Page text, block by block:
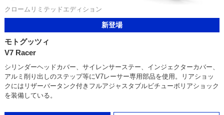
クロームリミテッドエディション
新登場
モトグッツィ
V7 Racer
シリンダーヘッドカバー、サイレンサーステー、インジェクターカバー、
アルミ削り出しのステップ等にV7レーサー専用部品を使用。リアショッ
クにはリザーバータンク付きフルアジャスタブルビチューボリアショック
を装備している。